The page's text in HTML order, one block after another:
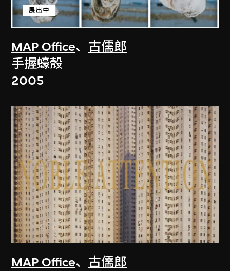
MAP Office、 古儒郎
展出中
手握蠔殼
2005
MAP Office、 古儒郎